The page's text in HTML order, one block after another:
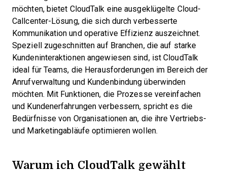
möchten, bietet CloudTalk eine ausgeklügelte Cloud-
Callcenter-Lösung, die sich durch verbesserte
Kommunikation und operative Effizienz auszeichnet.
Speziell zugeschnitten auf Branchen, die auf starke
Kundeninteraktionen angewiesen sind, ist CloudTalk
ideal für Teams, die Herausforderungen im Bereich der
Anrufverwaltung und Kundenbindung überwinden
möchten. Mit Funktionen, die Prozesse vereinfachen
und Kundenerfahrungen verbessern, spricht es die
Bedürfnisse von Organisationen an, die ihre Vertriebs-
und Marketingabläufe optimieren wollen.
Warum ich CloudTalk gewählt